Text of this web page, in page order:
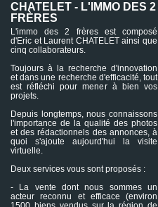
CHATELET - L'IMMO DES 2
FRÈRES
L'immo des 2 frères est composé
d'Eric et Laurent CHATELET ainsi que
cinq collaborateurs.
Toujours à la recherche d'innovation
et dans une recherche d'efficacité, tout
est réfléchi pour mener à bien vos
projets.
Depuis longtemps, nous connaissons
l'importance de la qualité des photos
et des rédactionnels des annonces, à
quoi s'ajoute aujourd'hui la visite
virtuelle.
Deux services vous sont proposés :
- La vente dont nous sommes un
acteur reconnu et efficace (environ